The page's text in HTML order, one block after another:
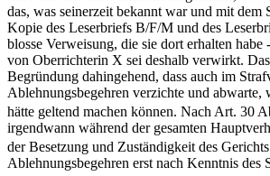
das, was seinerzeit bekannt war und mit
Kopie des Leserbriefs B/F/M und des
blosse Verweisung, die sie dort erhalten
von Oberrichterin X sei deshalb verwirkt.
Begründung dahingehend, dass auch im
Ablehnungsbegehren verzichte und abwarte,
hätte geltend machen können. Nach Art. 30
irgendwann während der gesamten
der Besetzung und Zuständigkeit des
Ablehnungsbegehren erst nach Kenntnis des